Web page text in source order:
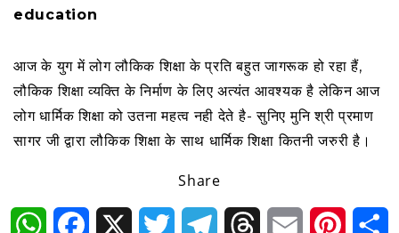
education
आज के युग में लोग लौकिक शिक्षा के प्रति बहुत जागरूक हो रहा हैं,
लौकिक शिक्षा व्यक्ति के निर्माण के लिए अत्यंत आवश्यक है लेकिन आज
लोग धार्मिक शिक्षा को उतना महत्व नही देते है- सुनिए मुनि श्री प्रमाण
सागर जी द्वारा लौकिक शिक्षा के साथ धार्मिक शिक्षा कितनी जरुरी है।
Share
WhatsAppFacebook Twitter TelegramThreadsEmail